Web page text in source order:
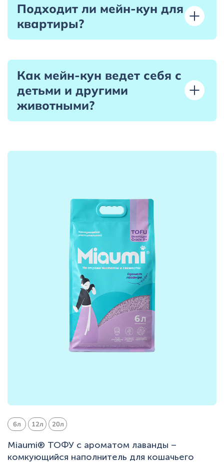
Подходит ли мейн-кун для
квартиры?
Как мейн-кун ведет себя с
детьми и другими
животными?
6л 12л 20л
Miaumi® ТОФУ с ароматом лаванды –
комкующийся наполнитель для кошачьего